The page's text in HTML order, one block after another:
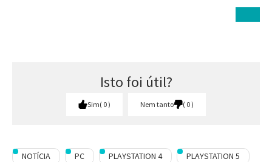
Isto foi útil?
Sim 0 Nem tanto 0
NOTÍCIA PC PLAYSTATION 4 PLAYSTATION 5